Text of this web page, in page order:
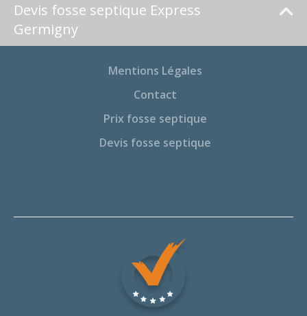
Devis fosse septique Express
Germigny
Mentions Légales
Contact
Prix fosse septique
Devis fosse septique